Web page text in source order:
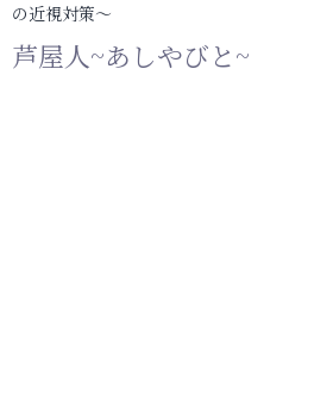
の近視対策～
芦屋人~あしやびと~